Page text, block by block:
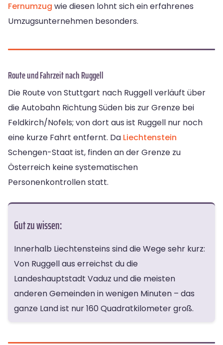
Fernumzug wie diesen lohnt sich ein erfahrenes
Umzugsunternehmen besonders.
Route und Fahrzeit nach Ruggell
Die Route von Stuttgart nach Ruggell verläuft über
die Autobahn Richtung Süden bis zur Grenze bei
Feldkirch/Nofels; von dort aus ist Ruggell nur noch
eine kurze Fahrt entfernt. Da Liechtenstein
Schengen-Staat ist, finden an der Grenze zu
Österreich keine systematischen
Personenkontrollen statt.
Gut zu wissen:
Innerhalb Liechtensteins sind die Wege sehr kurz:
Von Ruggell aus erreichst du die
Landeshauptstadt Vaduz und die meisten
anderen Gemeinden in wenigen Minuten – das
ganze Land ist nur 160 Quadratkilometer groß.